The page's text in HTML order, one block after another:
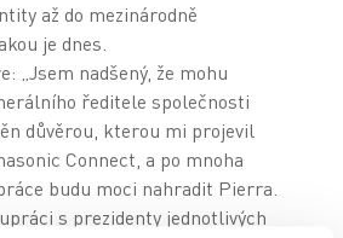
až do mezinárodně
je dnes.
„Jsem nadšený, že mohu
ředitele společnosti
důvěrou, kterou mi projevil
Connect, a po mnoha
budu moci nahradit Pierra.
s prezidenty jednotlivých